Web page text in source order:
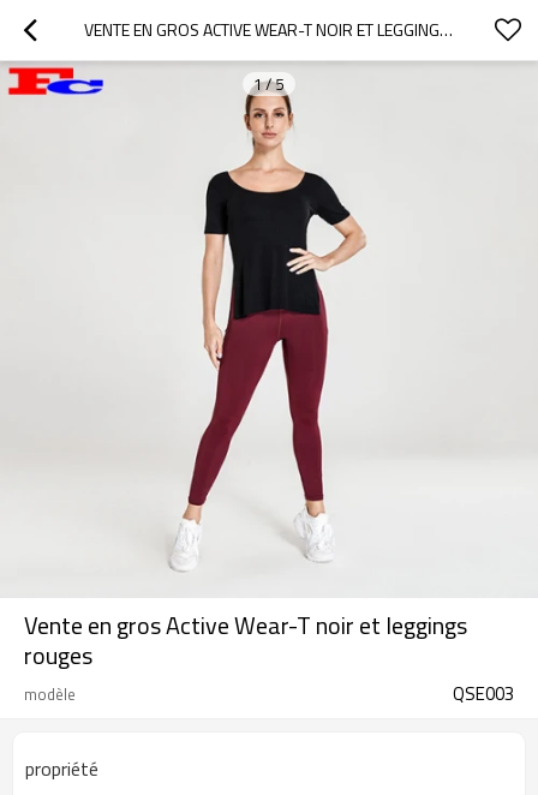
VENTE EN GROS ACTIVE WEAR-T NOIR ET LEGGINGS ROUGES
1/5
Vente en gros Active Wear-T noir et leggings
rouges
modèle QSE003
propriété